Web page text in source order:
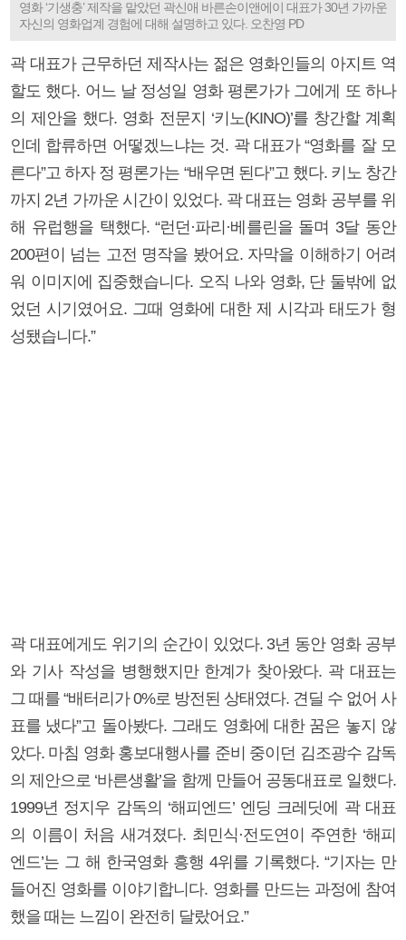
영화 ‘기생충’ 제작을 맡았던 곽신애 바른손이앤에이 대표가 30년 가까운
자신의 영화업계 경험에 대해 설명하고 있다. 오찬영 PD
곽 대표가 근무하던 제작사는 젊은 영화인들의 아지트 역
할도 했다. 어느 날 정성일 영화 평론가가 그에게 또 하나
의 제안을 했다. 영화 전문지 ‘키노(KINO)’를 창간할 계획
인데 합류하면 어떻겠느냐는 것. 곽 대표가 “영화를 잘 모
른다”고 하자 정 평론가는 “배우면 된다”고 했다. 키노 창간
까지 2년 가까운 시간이 있었다. 곽 대표는 영화 공부를 위
해 유럽행을 택했다. “런던·파리·베를린을 돌며 3달 동안
200편이 넘는 고전 명작을 봤어요. 자막을 이해하기 어려
워 이미지에 집중했습니다. 오직 나와 영화, 단 둘밖에 없
었던 시기였어요. 그때 영화에 대한 제 시각과 태도가 형
성됐습니다.”
곽 대표에게도 위기의 순간이 있었다. 3년 동안 영화 공부
와 기사 작성을 병행했지만 한계가 찾아왔다. 곽 대표는
그 때를 “배터리가 0%로 방전된 상태였다. 견딜 수 없어 사
표를 냈다”고 돌아봤다. 그래도 영화에 대한 꿈은 놓지 않
았다. 마침 영화 홍보대행사를 준비 중이던 김조광수 감독
의 제안으로 ‘바른생활’을 함께 만들어 공동대표로 일했다.
1999년 정지우 감독의 ‘해피엔드’ 엔딩 크레딧에 곽 대표
의 이름이 처음 새겨졌다. 최민식·전도연이 주연한 ‘해피
엔드’는 그 해 한국영화 흥행 4위를 기록했다. “기자는 만
들어진 영화를 이야기합니다. 영화를 만드는 과정에 참여
했을 때는 느낌이 완전히 달랐어요.”